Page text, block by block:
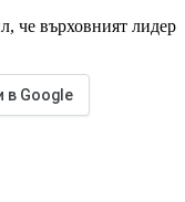
че върховният лидер
в Google